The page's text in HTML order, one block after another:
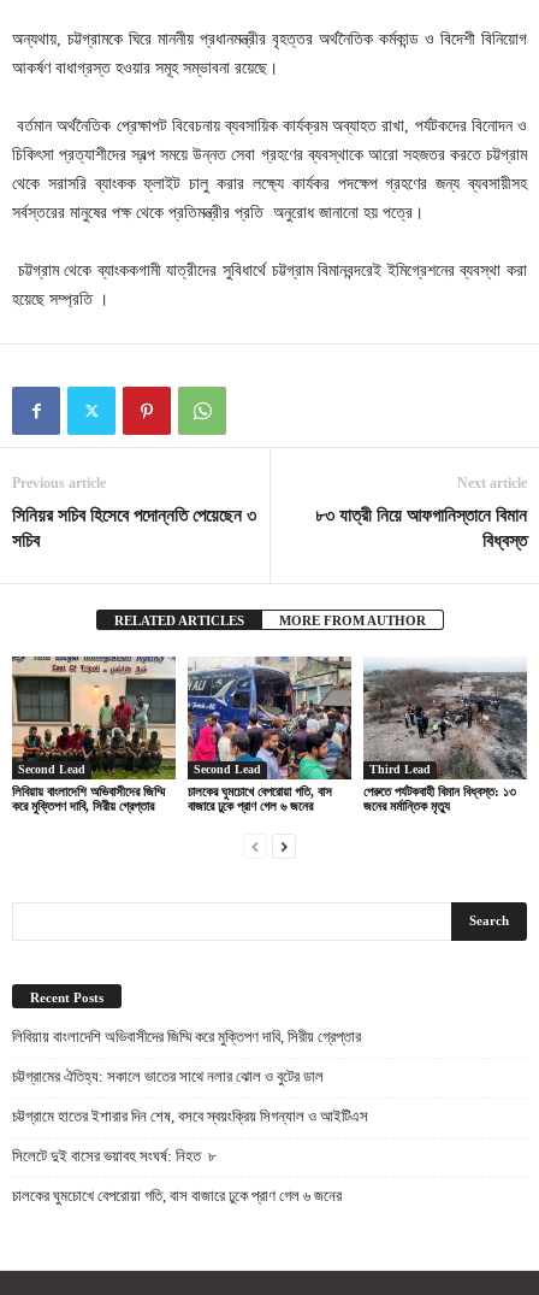
অন্যথায়, চট্টগ্রামকে ঘিরে মাননীয় প্রধানমন্ত্রীর বৃহত্তর অর্থনৈতিক কর্মকান্ড ও বিদেশী বিনিয়োগ
আকর্ষণ বাধাগ্রস্ত হওয়ার সমূহ সম্ভাবনা রয়েছে।
বর্তমান অর্থনৈতিক প্রেক্ষাপট বিবেচনায় ব্যবসায়িক কার্যক্রম অব্যাহত রাখা, পর্যটকদের বিনোদন ও
চিকিৎসা প্রত্যাশীদের স্বল্প সময়ে উন্নত সেবা গ্রহণের ব্যবস্থাকে আরো সহজতর করতে চট্টগ্রাম
থেকে সরাসরি ব্যাংকক ফ্লাইট চালু করার লক্ষ্যে কার্যকর পদক্ষেপ গ্রহণের জন্য ব্যবসায়ীসহ
সর্বস্তরের মানুষের পক্ষ থেকে প্রতিমন্ত্রীর প্রতি অনুরোধ জানানো হয় পত্রে।
চট্টগ্রাম থেকে ব্যাংককগামী যাত্রীদের সুবিধার্থে চট্টগ্রাম বিমানবন্দরেই ইমিগ্রেশনের ব্যবস্থা করা
হয়েছে সম্প্রতি ।
Previous article
সিনিয়র সচিব হিসেবে পদোন্নতি পেয়েছেন ৩
সচিব
Next article
৮৩ যাত্রী নিয়ে আফগানিস্তানে বিমান
বিধ্বস্ত
RELATED ARTICLES MORE FROM AUTHOR
Second Lead
লিবিয়ায় বাংলাদেশি অভিবাসীদের জিম্মি
করে মুক্তিপণ দাবি, সিরীয় গ্রেপ্তার
Second Lead
চালকের ঘুমচোখে বেপরোয়া গতি, বাস
বাজারে ঢুকে প্রাণ গেল ৬ জনের
Third Lead
পেরুতে পর্যটকবাহী বিমান বিধ্বস্ত: ১৩
জনের মর্মান্তিক মৃত্যু
Recent Posts
লিবিয়ায় বাংলাদেশি অভিবাসীদের জিম্মি করে মুক্তিপণ দাবি, সিরীয় গ্রেপ্তার
চট্টগ্রামের ঐতিহ্য: সকালে ভাতের সাথে নলার ঝোল ও বুটের ডাল
চট্টগ্রামে হাতের ইশারার দিন শেষ, বসবে স্বয়ংক্রিয় সিগন্যাল ও আইটিএস
সিলেটে দুই বাসের ভয়াবহ সংঘর্ষ: নিহত ৮
চালকের ঘুমচোখে বেপরোয়া গতি, বাস বাজারে ঢুকে প্রাণ গেল ৬ জনের